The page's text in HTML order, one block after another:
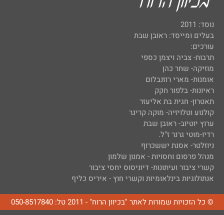
נוסד: 2011
בעלים ומייסד: ראובן שבת
עורכים:
תרבות- צביה ויצמן כספי
מוזיקה- שחר כהן
אומנות- מארי רוזנבלום
ראיונות- בלפור חקק
תאטרון- חגית בת אליעזר
קולנוע וטלויזיה- מוקה קריגר
ערוץ יוטיוב- ראובן שבת
רדיו-מוטי גרנר ז"ל.
ניוזלטר- אסנת יששכרוף
מנהל פרסום וחסויות - אמנון שלמון
קשרי ציבור ועיתונות- דיוניסוס יחסי ציבור
אנתולוגיות בינלאומיות וקשרי חוץ - איריס כליף
© כל הזכויות שמורות לאתר "בכיוון הרוח" - 2011 טל: 050-8517840